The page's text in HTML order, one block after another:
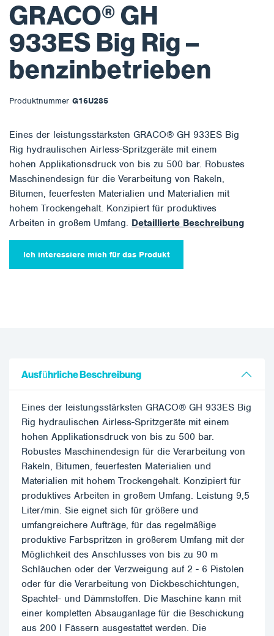
GRACO® GH
933ES Big Rig –
benzinbetrieben
Produktnummer G16U285
Eines der leistungsstärksten GRACO® GH 933ES Big
Rig hydraulischen Airless-Spritzgeräte mit einem
hohen Applikationsdruck von bis zu 500 bar. Robustes
Maschinendesign für die Verarbeitung von Rakeln,
Bitumen, feuerfesten Materialien und Materialien mit
hohem Trockengehalt. Konzipiert für produktives
Arbeiten in großem Umfang. Detaillierte Beschreibung
Ich interessiere mich für das Produkt
Ausführliche Beschreibung
Eines der leistungsstärksten GRACO® GH 933ES Big
Rig hydraulischen Airless-Spritzgeräte mit einem
hohen Applikationsdruck von bis zu 500 bar.
Robustes Maschinendesign für die Verarbeitung von
Rakeln, Bitumen, feuerfesten Materialien und
Materialien mit hohem Trockengehalt. Konzipiert für
produktives Arbeiten in großem Umfang. Leistung 9,5
Liter/min. Sie eignet sich für größere und
umfangreichere Aufträge, für das regelmäßige
produktive Farbspritzen in größerem Umfang mit der
Möglichkeit des Anschlusses von bis zu 90 m
Schläuchen oder der Verzweigung auf 2 - 6 Pistolen
oder für die Verarbeitung von Dickbeschichtungen,
Spachtel- und Dämmstoffen. Die Maschine kann mit
einer kompletten Absauganlage für die Beschickung
aus 200 l Fässern ausgestattet werden. Die